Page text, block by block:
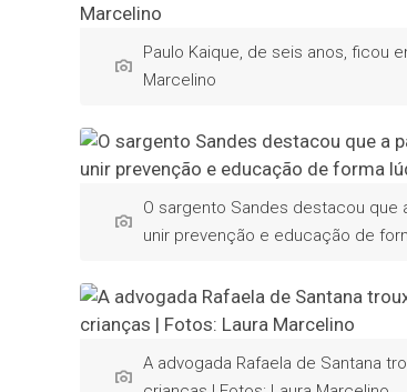
Paulo Kaique, de seis anos, ficou
Marcelino
O sargento Sandes destacou
unir prevenção e educação de
A advogada Rafaela de Santana